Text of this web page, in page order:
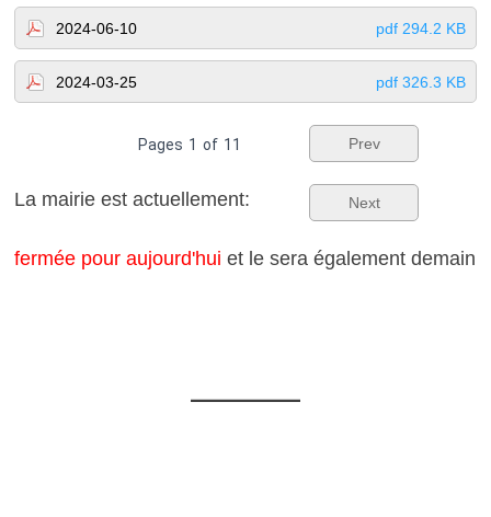
2024-06-10 pdf 294.2 KB
2024-03-25 pdf 326.3 KB
Pages 1 of 11 Prev
Next
La mairie est actuellement:
fermée pour aujourd'huiet le sera également demain